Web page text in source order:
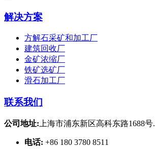
解决方案
方解石采矿和加工厂
建筑回收厂
金矿浓缩厂
铁矿选矿厂
滑石加工厂
联系我们
公司地址: 上海市浦东新区高科东路1688号.
电话: +86 180 3780 8511